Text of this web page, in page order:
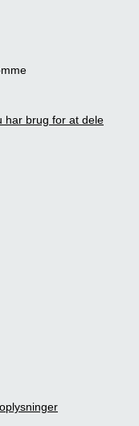
har brug for at dele